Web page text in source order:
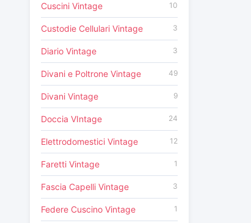
Cuscini Vintage 10
Custodie Cellulari Vintage 3
Diario Vintage 3
Divani e Poltrone Vintage 49
Divani Vintage 9
Doccia VIntage 24
Elettrodomestici Vintage 12
Faretti Vintage 1
Fascia Capelli Vintage 3
Federe Cuscino Vintage 1